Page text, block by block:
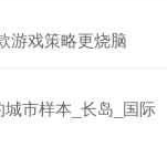
游戏策略更烧脑
城市样本_长岛_国际